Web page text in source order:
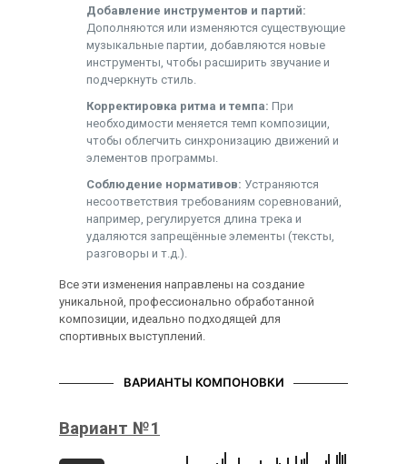
Добавление инструментов и партий:
Дополняются или изменяются существующие
музыкальные партии, добавляются новые
инструменты, чтобы расширить звучание и
подчеркнуть стиль.
Корректировка ритма и темпа: При
необходимости меняется темп композиции,
чтобы облегчить синхронизацию движений и
элементов программы.
Соблюдение нормативов: Устраняются
несоответствия требованиям соревнований,
например, регулируется длина трека и
удаляются запрещённые элементы (тексты,
разговоры и т.д.).
Все эти изменения направлены на создание
уникальной, профессионально обработанной
композиции, идеально подходящей для
спортивных выступлений.
ВАРИАНТЫ КОМПОНОВКИ
Вариант №1